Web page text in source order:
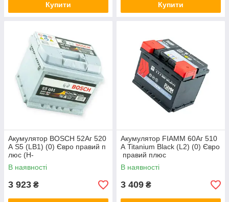
Купити Купити
Акумулятор BOSCH 52Аг 520
А S5 (LB1) (0) Євро правий п
люс (H-
175mm) (2 роки гарантії)
В наявності
3 923 ₴
Акумулятор FIAMM 60Аг 510
А Titanium Black (L2) (0) Євро
правий плюс
В наявності
3 409 ₴